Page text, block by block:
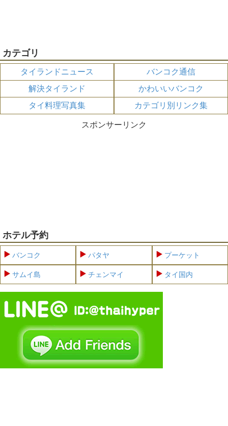
カテゴリ
タイランドニュース
バンコク通信
解決タイランド
かわいいバンコク
タイ料理写真集
カテゴリ別リンク集
スポンサーリンク
ホテル予約
バンコク パタヤ プーケット
サムイ島 チェンマイ タイ国内